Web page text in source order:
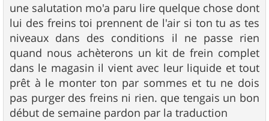
une salutation mo'a paru lire quelque chose dont
lui des freins toi prennent de l'air si ton tu as tes
niveaux dans des conditions il ne passe rien
quand nous achèterons un kit de frein complet
dans le magasin il vient avec leur liquide et tout
prêt à le monter ton par sommes et tu ne dois
pas purger des freins ni rien. que tengais un bon
début de semaine pardon par la traduction